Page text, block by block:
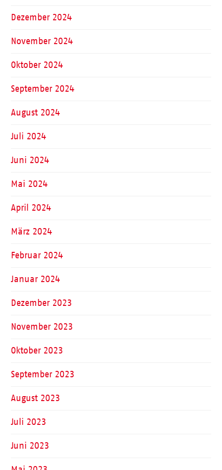
Dezember 2024
November 2024
Oktober 2024
September 2024
August 2024
Juli 2024
Juni 2024
Mai 2024
April 2024
März 2024
Februar 2024
Januar 2024
Dezember 2023
November 2023
Oktober 2023
September 2023
August 2023
Juli 2023
Juni 2023